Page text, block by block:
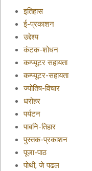
इतिहास
ई-प्रकाशन
उद्देश्य
कंटक-शोधन
कम्प्यूटर सहायता
कम्प्यूटर-सहायता
ज्योतिष-विचार
धरोहर
पर्यटन
पाबनि-तिहार
पुस्तक-प्रकाशन
पूजा-पाठ
पोथी, जे पढल